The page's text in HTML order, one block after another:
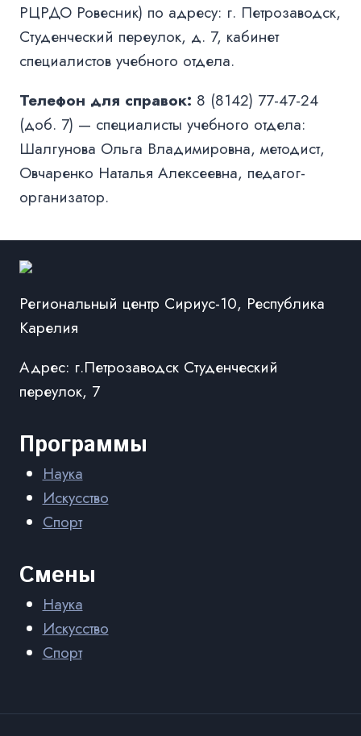
РЦРДО Ровесник) по адресу: г. Петрозаводск,
Студенческий переулок, д. 7, кабинет
специалистов учебного отдела.
Телефон для справок: 8 (8142) 77-47-24
(доб. 7) — специалисты учебного отдела:
Шалгунова Ольга Владимировна, методист,
Овчаренко Наталья Алексеевна, педагог-
организатор.
Региональный центр Сириус-10, Республика
Карелия
Адрес: г.Петрозаводск Студенческий
переулок, 7
Программы
Наука
Искусство
Спорт
Смены
Наука
Искусство
Спорт